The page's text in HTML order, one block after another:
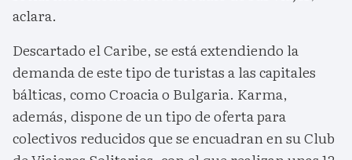
aclara.
Descartado el Caribe, se está extendiendo la
demanda de este tipo de turistas a las capitales
bálticas, como Croacia o Bulgaria. Karma,
además, dispone de un tipo de oferta para
colectivos reducidos que se encuadran en su Club